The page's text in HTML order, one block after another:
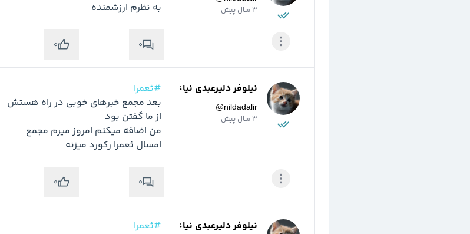
3 سال پیش
به نظرم ارزشمنده
0
0
نیلوفر دلیرعبدی نیاء
@nildadalir
3 سال پیش
#ثعمرا
امسال ثعمرا رکورد میزنه
0
0
نیلوفر دلیرعبدی نیاء
#ثعمرا